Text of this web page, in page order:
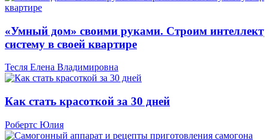
«Умный дом» своими руками. Строим
систему в своей квартире
Тесля Елена Владимировна
Как стать красоткой за 30 дней
Робертс Юлия